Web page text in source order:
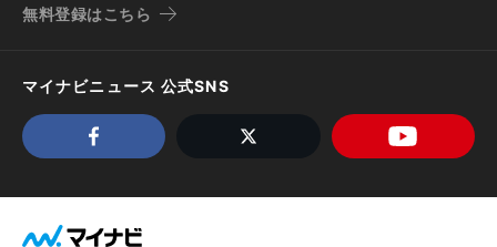
無料登録はこちら
マイナビニュース 公式SNS